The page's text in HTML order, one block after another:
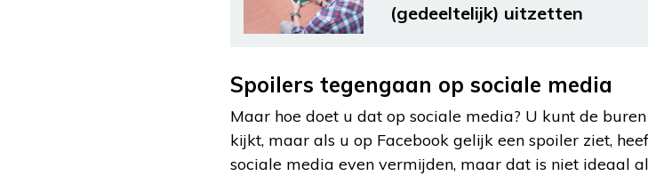
(gedeeltelijk) uitzetten
Spoilers tegengaan op sociale media
Maar hoe doet u dat op sociale media? U kunt de
kijkt, maar als u op Facebook gelijk een spoiler ziet,
sociale media even vermijden, maar dat is niet ideaal